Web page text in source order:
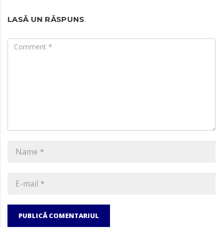
LASĂ UN RĂSPUNS
PUBLICĂ COMENTARIUL